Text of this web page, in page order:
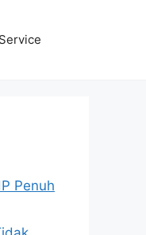
Penuh